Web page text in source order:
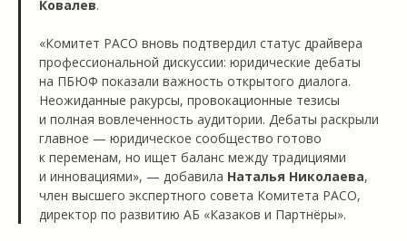
Ковалев.
«Комитет РАСО вновь подтвердил статус драйвера
профессиональной дискуссии: юридические дебаты
на ПБЮФ показали важность открытого диалога.
Неожиданные ракурсы, провокационные тезисы
и полная вовлеченность аудитории. Дебаты раскрыли
главное — юридическое сообщество готово
к переменам, но ищет баланс между традициями
и инновациями», — добавила Наталья Николаева,
член высшего экспертного совета Комитета РАСО,
директор по развитию АБ «Казаков и Партнёры».